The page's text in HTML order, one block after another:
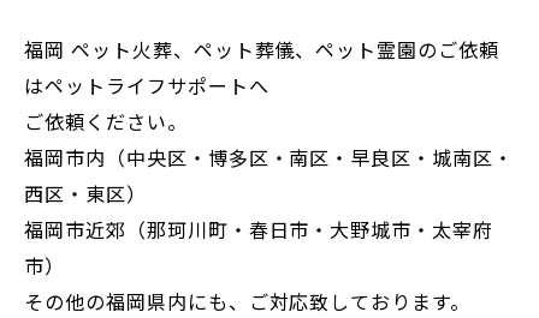
福岡 ペット火葬、ペット葬儀、ペット霊園のご依頼
はペットライフサポートへ
ご依頼ください。
福岡市内（中央区・博多区・南区・早良区・城南区・
西区・東区）
福岡市近郊（那珂川町・春日市・大野城市・太宰府
市）
その他の福岡県内にも、ご対応致しております。